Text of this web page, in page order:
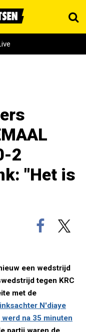
2
"Het is
een wedstrijd
tegen KRC
met de
N'diaye
na 35 minuten